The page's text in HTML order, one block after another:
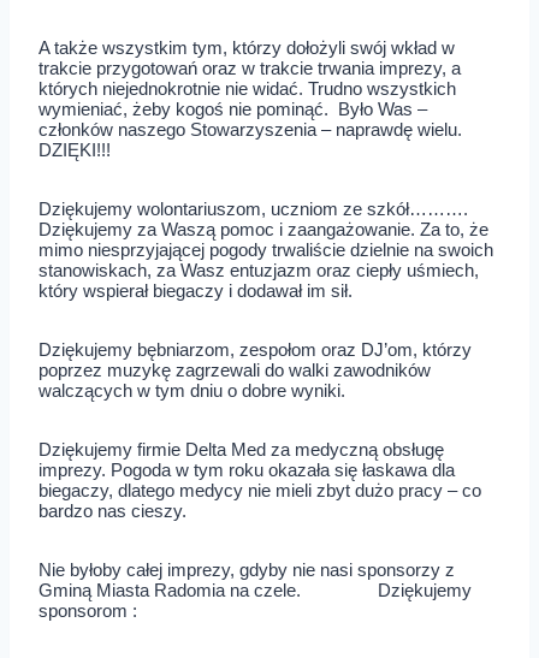
A także wszystkim tym, którzy dołożyli swój wkład w
trakcie przygotowań oraz w trakcie trwania imprezy, a
których niejednokrotnie nie widać. Trudno wszystkich
wymieniać, żeby kogoś nie pominąć. Było Was –
członków naszego Stowarzyszenia – naprawdę wielu.
DZIĘKI!!!
Dziękujemy wolontariuszom, uczniom ze szkół……….
Dziękujemy za Waszą pomoc i zaangażowanie. Za to, że
mimo niesprzyjającej pogody trwaliście dzielnie na swoich
stanowiskach, za Wasz entuzjazm oraz ciepły uśmiech,
który wspierał biegaczy i dodawał im sił.
Dziękujemy bębniarzom, zespołom oraz DJ’om, którzy
poprzez muzykę zagrzewali do walki zawodników
walczących w tym dniu o dobre wyniki.
Dziękujemy firmie Delta Med za medyczną obsługę
imprezy. Pogoda w tym roku okazała się łaskawa dla
biegaczy, dlatego medycy nie mieli zbyt dużo pracy – co
bardzo nas cieszy.
Nie byłoby całej imprezy, gdyby nie nasi sponsorzy z
Gminą Miasta Radomia na czele. Dziękujemy
sponsorom :